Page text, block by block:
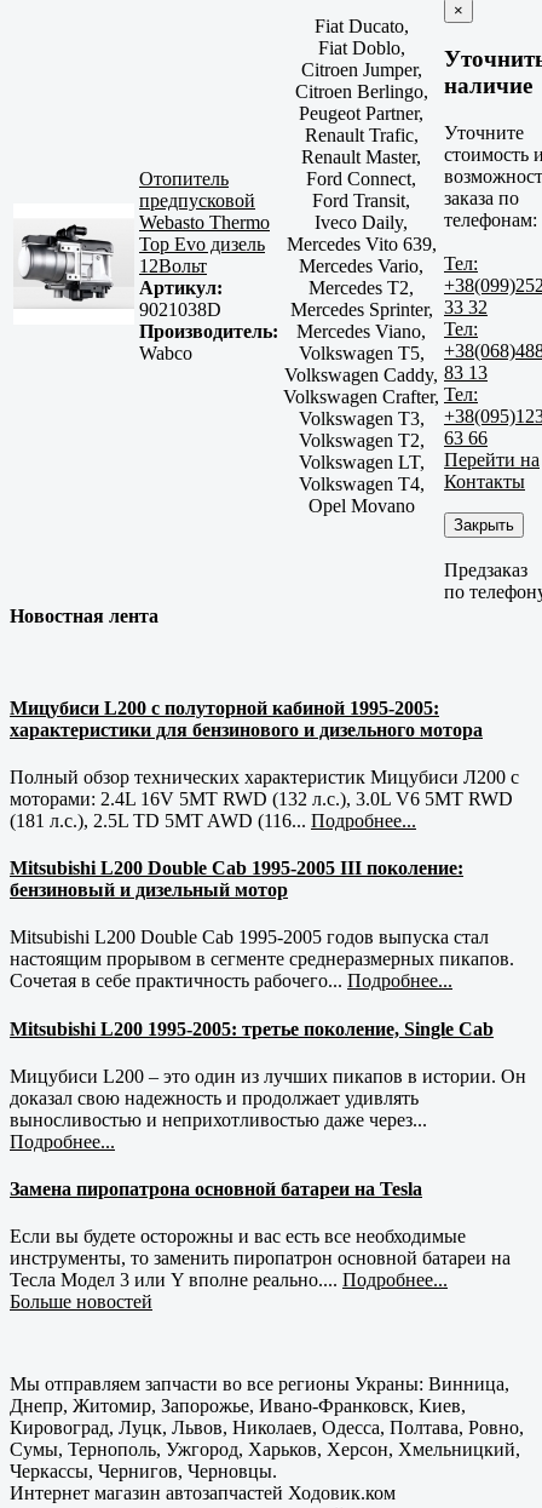
Отопитель
предпусковой
Webasto Thermo
Top Evo дизель
12Вольт
Артикул:
9021038D
Производитель:
Wabco
Fiat Ducato,
Fiat Doblo,
Citroen Jumper,
Citroen Berlingo,
Peugeot Partner,
Renault Trafic,
Renault Master,
Ford Connect,
Ford Transit,
Iveco Daily,
Mercedes Vito 639,
Mercedes Vario,
Mercedes T2,
Mercedes Sprinter,
Mercedes Viano,
Volkswagen T5,
Volkswagen Caddy,
Volkswagen Crafter,
Volkswagen T3,
Volkswagen T2,
Volkswagen LT,
Volkswagen T4,
Opel Movano
×
наличие
Уточните
стоимость
заказа по
телефонам:
Тел:
33 32
Тел:
83 13
Тел:
63 66
Перейти на
Контакты
Закрыть
Предзаказ
по
Новостная лента
Мицубиси L200 с полуторной кабиной 1995-2005:
характеристики для бензинового и дизельного мотора
Полный обзор технических характеристик Мицубиси Л200 с
моторами: 2.4L 16V 5MT RWD (132 л.с.), 3.0L V6 5MT RWD
(181 л.с.), 2.5L TD 5MT AWD (116... Подробнее...
Mitsubishi L200 Double Cab 1995-2005 III поколение:
бензиновый и дизельный мотор
Mitsubishi L200 Double Cab 1995-2005 годов выпуска стал
настоящим прорывом в сегменте среднеразмерных пикапов.
Сочетая в себе практичность рабочего... Подробнее...
Mitsubishi L200 1995-2005: третье поколение, Single Cab
Мицубиси L200 – это один из лучших пикапов в истории. Он
доказал свою надежность и продолжает удивлять
выносливостью и неприхотливостью даже через...
Подробнее...
Замена пиропатрона основной батареи на Tesla
Если вы будете осторожны и вас есть все необходимые
инструменты, то заменить пиропатрон основной батареи на
Тесла Модел 3 или Y вполне реально.... Подробнее...
Больше новостей
Мы отправляем запчасти во все регионы Украны: Винница,
Днепр, Житомир, Запорожье, Ивано-Франковск, Киев,
Кировоград, Луцк, Львов, Николаев, Одесса, Полтава, Ровно,
Сумы, Тернополь, Ужгород, Харьков, Херсон, Хмельницкий,
Черкассы, Чернигов, Черновцы.
Интернет магазин автозапчастей Ходовик.ком